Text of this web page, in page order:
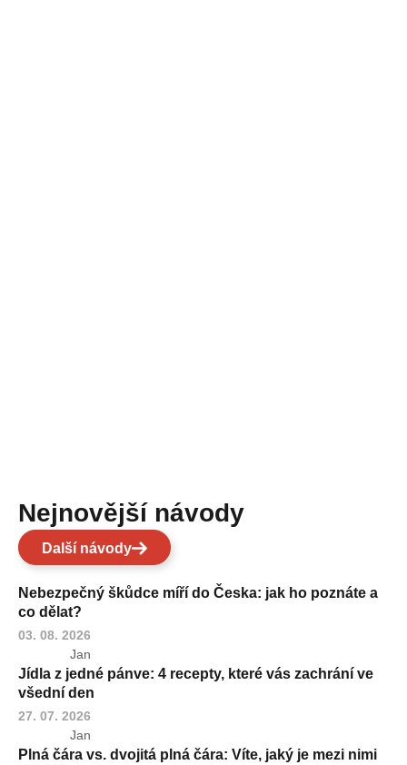
Nejnovější návody
Další návody
Nebezpečný škůdce míří do Česka: jak ho poznáte a
co dělat?
03. 08. 2026
Jan
Jídla z jedné pánve: 4 recepty, které vás zachrání ve
všední den
27. 07. 2026
Jan
Plná čára vs. dvojitá plná čára: Víte, jaký je mezi nimi